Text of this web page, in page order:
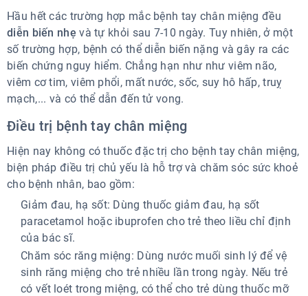
Hầu hết các trường hợp mắc bệnh tay chân miệng đều
diễn biến nhẹ và tự khỏi sau 7-10 ngày. Tuy nhiên, ở một
số trường hợp, bệnh có thể diễn biến nặng và gây ra các
biến chứng nguy hiểm. Chẳng hạn như như viêm não,
viêm cơ tim, viêm phổi, mất nước, sốc, suy hô hấp, truỵ
mạch,... và có thể dẫn đến tử vong.
Điều trị bệnh tay chân miệng
Hiện nay không có thuốc đặc trị cho bệnh tay chân miệng,
biện pháp điều trị chủ yếu là hỗ trợ và chăm sóc sức khoẻ
cho bệnh nhân, bao gồm:
Giảm đau, hạ sốt: Dùng thuốc giảm đau, hạ sốt
paracetamol hoặc ibuprofen cho trẻ theo liều chỉ định
của bác sĩ.
Chăm sóc răng miệng: Dùng nước muối sinh lý để vệ
sinh răng miệng cho trẻ nhiều lần trong ngày. Nếu trẻ
có vết loét trong miệng, có thể cho trẻ dùng thuốc mỡ